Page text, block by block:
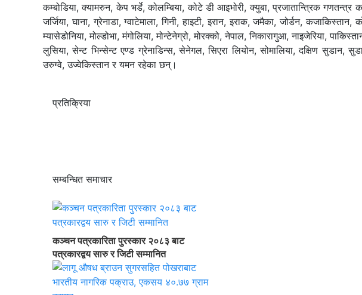
कम्बोडिया, क्यामरुन, केप भर्डे, कोलम्बिया, कोटे डी आइभोरी, क्युबा, प्रजातान्त्रिक गणतन्त्र
जर्जिया, घाना, ग्रेनाडा, ग्वाटेमाला, गिनी, हाइटी, इरान, इराक, जमैका, जोर्डन,
म्यासेडोनिया, मोल्डोभा, मंगोलिया, मोन्टेनेग्रो, मोरक्को, नेपाल, निकारागुआ, नाइजेरिया,
लुसिया, सेन्ट भिन्सेन्ट एण्ड ग्रेनाडिन्स, सेनेगल, सिएरा लियोन, सोमालिया, दक्षिण सुडान,
उरुग्वे, उज्वेकिस्तान र यमन रहेका छन्।
प्रतिक्रिया
सम्बन्धित समाचार
कञ्चन पत्रकारिता पुरस्कार २०८३ बाट
पत्रकारद्वय सारु र जिटी सम्मानित